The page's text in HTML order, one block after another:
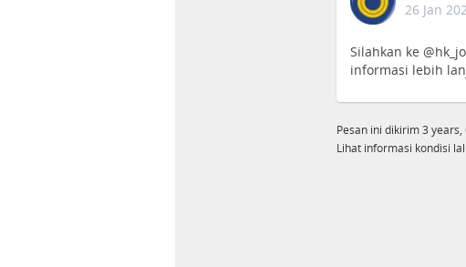
26 Jan
Silahkan ke
informasi lebih
Pesan ini dikirim 3
Lihat informasi kondisi